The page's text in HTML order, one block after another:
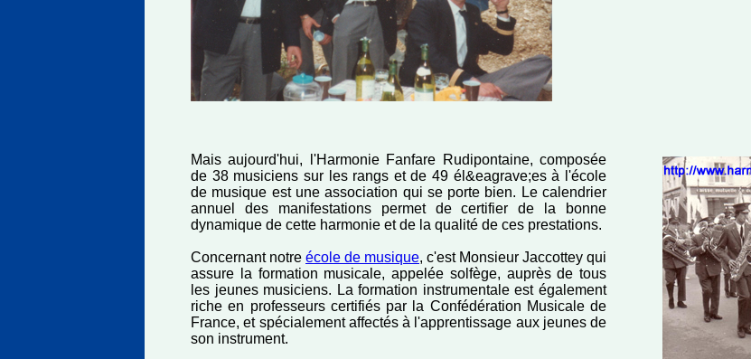
Mais aujourd'hui, l'Harmonie Fanfare Rudipontaine, composée
de 38 musiciens sur les rangs et de 49 él&eagrave;es à l'école
de musique est une association qui se porte bien. Le calendrier
annuel des manifestations permet de certifier de la bonne
dynamique de cette harmonie et de la qualité de ces prestations.
Concernant notre école de musique, c'est Monsieur Jaccottey qui
assure la formation musicale, appelée solfège, auprès de tous
les jeunes musiciens. La formation instrumentale est également
riche en professeurs certifiés par la Confédération Musicale de
France, et spécialement affectés à l'apprentissage aux jeunes de
son instrument.